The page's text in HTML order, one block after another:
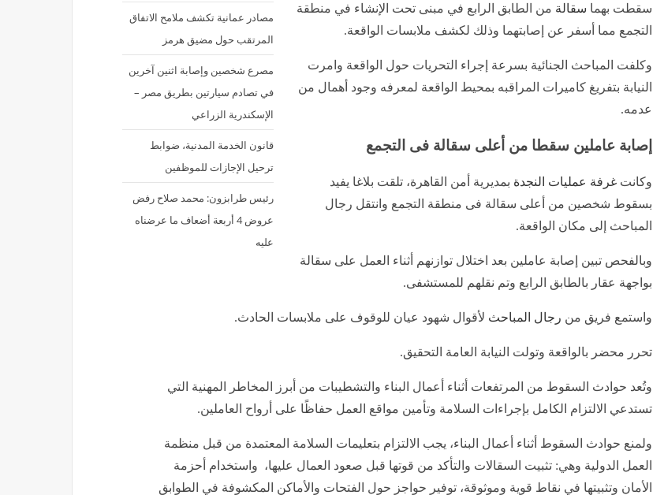
مصادر عمانية تكشف ملامح الاتفاق
المرتقب حول مضيق هرمز
مصرع شخصين وإصابة اثنين آخرين
في تصادم سيارتين بطريق مصر –
الإسكندرية الزراعي
قانون الخدمة المدنية، ضوابط
ترحيل الإجازات للموظفين
رئيس طرابزون: محمد صلاح رفض
عروض 4 أربعة أضعاف ما عرضناه
عليه
سقطت بهما سقالة من الطابق الرابع في مبنى تحت الإنشاء في منطقة
التجمع مما أسفر عن إصابتهما وذلك لكشف ملابسات الواقعة.
وكلفت المباحث الجنائية بسرعة إجراء التحريات حول الواقعة وامرت
النيابة بتفريغ كاميرات المراقبه بمحيط الواقعة لمعرفه وجود أهمال من
عدمه.
إصابة عاملين سقطا من أعلى سقالة فى التجمع
وكانتغرفة عمليات النجدة بمديرية أمن القاهرة، تلقت بلاغا يفيد
بسقوط شخصين من أعلى سقالة فى منطقة التجمع وانتقل رجال
المباحث إلى مكان الواقعة.
وبالفحص تبين إصابة عاملين بعد اختلال توازنهم أثناء العمل على سقالة
بواجهة عقار بالطابق الرابع وتم نقلهم للمستشفى.
واستمع فريق من رجال المباحث لأقوال شهود عيان للوقوف على ملابسات الحادث.
تحرر محضر بالواقعة وتولت النيابة العامة التحقيق.
وتُعد حوادث السقوط من المرتفعات أثناء أعمال البناء والتشطيبات من أبرز المخاطر المهنية التي
تستدعي الالتزام الكامل بإجراءات السلامة وتأمين مواقع العمل حفاظًا على أرواح العاملين.
ولمنع حوادث السقوط أثناء أعمال البناء، يجب الالتزام بتعليمات السلامة المعتمدة من قبل منظمة
العمل الدولية وهي: تثبيت السقالات والتأكد من قوتها قبل صعود العمال عليها، واستخدام أحزمة
الأمان وتثبيتها في نقاط قوية وموثوقة، توفير حواجز حول الفتحات والأماكن المكشوفة في الطوابق